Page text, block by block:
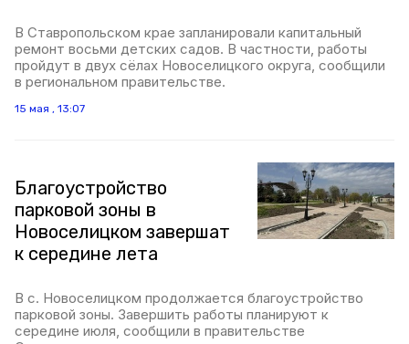
В Ставропольском крае запланировали капитальный
ремонт восьми детских садов. В частности, работы
пройдут в двух сёлах Новоселицкого округа, сообщили
в региональном правительстве.
15 мая , 13:07
Благоустройство
парковой зоны в
Новоселицком завершат
к середине лета
В с. Новоселицком продолжается благоустройство
парковой зоны. Завершить работы планируют к
середине июля, сообщили в правительстве